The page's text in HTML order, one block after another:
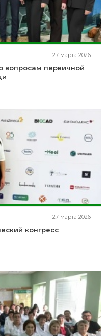
27 марта 2026
вопросам первичной
27 марта 2026
конгресс